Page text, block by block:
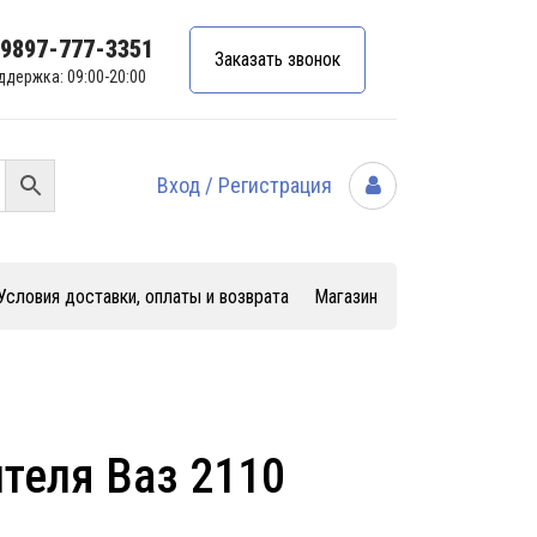
777-3351
09:00-20:00
Заказать звонок
Вход / Регистрация
доставки, оплаты и возврата Магазин
Ваз 2110